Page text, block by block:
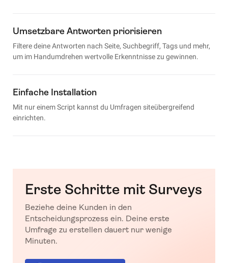
Umsetzbare Antworten priorisieren
Filtere deine Antworten nach Seite, Suchbegriff, Tags und mehr,
um im Handumdrehen wertvolle Erkenntnisse zu gewinnen.
Einfache Installation
Mit nur einem Script kannst du Umfragen siteübergreifend
einrichten.
Erste Schritte mit Surveys
Beziehe deine Kunden in den
Entscheidungsprozess ein. Deine erste
Umfrage zu erstellen dauert nur wenige
Minuten.